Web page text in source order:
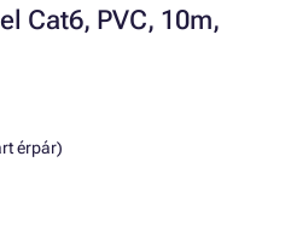
Cat6, PVC, 10m,
érpár)